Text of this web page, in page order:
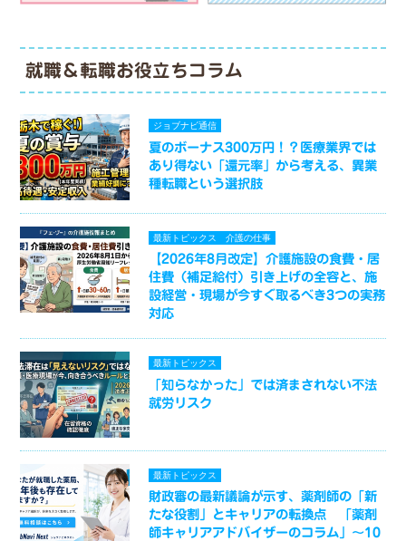
就職＆転職お役立ちコラム
ジョブナビ通信
夏のボーナス300万円！？医療業界では
あり得ない「還元率」から考える、異業
種転職という選択肢
最新トピックス 介護の仕事
【2026年8月改定】介護施設の食費・居
住費（補足給付）引き上げの全容と、施
設経営・現場が今すぐ取るべき3つの実務
対応
最新トピックス
「知らなかった」では済まされない不法
就労リスク
最新トピックス
財政審の最新議論が示す、薬剤師の「新
たな役割」とキャリアの転換点 「薬剤
師キャリアアドバイザーのコラム」～10